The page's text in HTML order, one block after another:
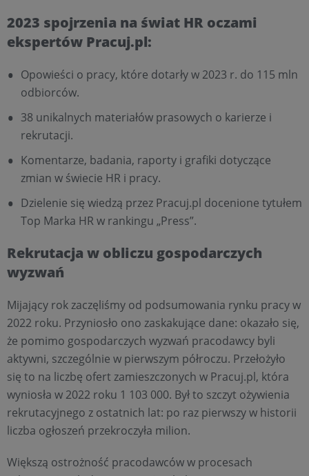
2023 spojrzenia na świat HR oczami
ekspertów Pracuj.pl:
Opowieści o pracy, które dotarły w 2023 r. do 115 mln
odbiorców.
38 unikalnych materiałów prasowych o karierze i
rekrutacji.
Komentarze, badania, raporty i grafiki dotyczące
zmian w świecie HR i pracy.
Dzielenie się wiedzą przez Pracuj.pl docenione tytułem
Top Marka HR w rankingu „Press”.
Rekrutacja w obliczu gospodarczych
wyzwań
Mijający rok zaczęliśmy od podsumowania rynku pracy w
2022 roku. Przyniosło ono zaskakujące dane: okazało się,
że pomimo gospodarczych wyzwań pracodawcy byli
aktywni, szczególnie w pierwszym półroczu. Przełożyło
się to na liczbę ofert zamieszczonych w Pracuj.pl, która
wyniosła w 2022 roku 1 103 000. Był to szczyt ożywienia
rekrutacyjnego z ostatnich lat: po raz pierwszy w historii
liczba ogłoszeń przekroczyła milion.
Większą ostrożność pracodawców w procesach